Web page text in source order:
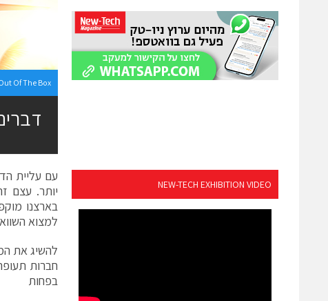
Of The Box
עם עליית
יותר. עצם
בארצנו
למצוא
להשיג את
חברות
בפחות
NEW-TECH EXHIBITION VIDEO